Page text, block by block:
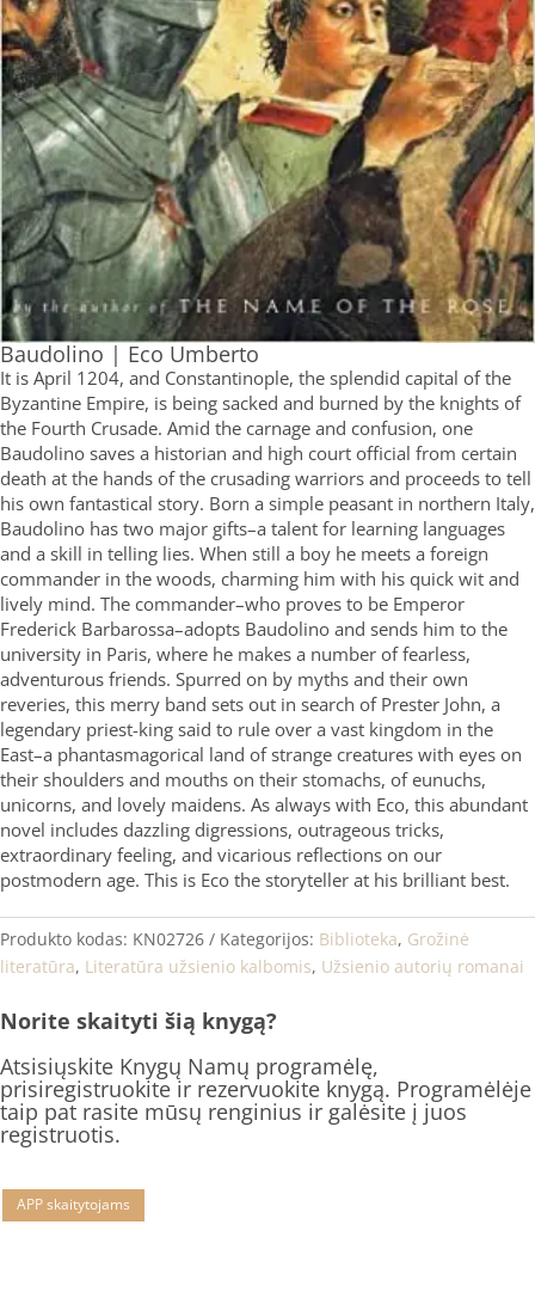
Baudolino | Eco Umberto
It is April 1204, and Constantinople, the splendid capital of the
Byzantine Empire, is being sacked and burned by the knights of
the Fourth Crusade. Amid the carnage and confusion, one
Baudolino saves a historian and high court official from certain
death at the hands of the crusading warriors and proceeds to tell
his own fantastical story. Born a simple peasant in northern Italy,
Baudolino has two major gifts–a talent for learning languages
and a skill in telling lies. When still a boy he meets a foreign
commander in the woods, charming him with his quick wit and
lively mind. The commander–who proves to be Emperor
Frederick Barbarossa–adopts Baudolino and sends him to the
university in Paris, where he makes a number of fearless,
adventurous friends. Spurred on by myths and their own
reveries, this merry band sets out in search of Prester John, a
legendary priest-king said to rule over a vast kingdom in the
East–a phantasmagorical land of strange creatures with eyes on
their shoulders and mouths on their stomachs, of eunuchs,
unicorns, and lovely maidens. As always with Eco, this abundant
novel includes dazzling digressions, outrageous tricks,
extraordinary feeling, and vicarious reflections on our
postmodern age. This is Eco the storyteller at his brilliant best.
Produkto kodas: KN02726 Kategorijos: Biblioteka, Grožinė
literatūra, Literatūra užsienio kalbomis, Užsienio autorių romanai
Norite skaityti šią knygą?
Atsisiųskite Knygų Namų programėlę,
prisiregistruokite ir rezervuokite knygą. Programėlėje
taip pat rasite mūsų renginius ir galėsite į juos
registruotis.
APP skaitytojams